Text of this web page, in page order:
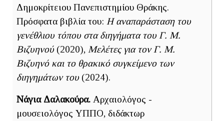
Δημοκρίτειου Πανεπιστημίου Θράκης.
Πρόσφατα βιβλία του: Η αναπαράσταση του
γενέθλιου τόπου στα διηγήματα του Γ. Μ.
Βιζυηνού (2020), Μελέτες για τον Γ. Μ.
Βιζυηνό και το θρακικό συγκείμενο των
διηγημάτων του (2024).
Νάγια Δαλακούρα. Αρχαιολόγος -
μουσειολόγος ΥΠΠΟ, διδάκτωρ